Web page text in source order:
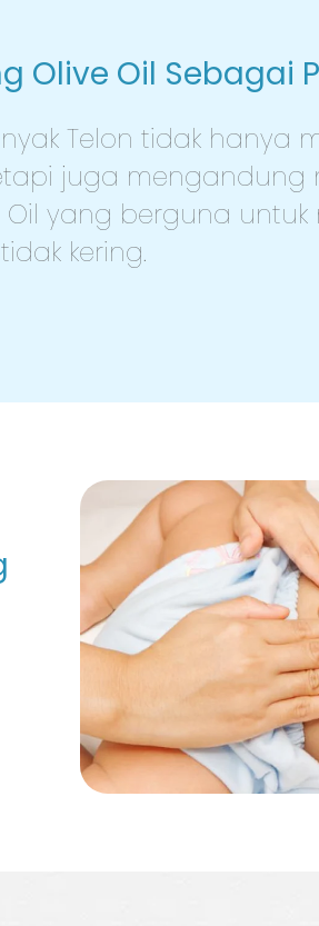
Olive Oil Sebagai
Telon tidak hanya
juga mengandung
Oil yang berguna
kering.